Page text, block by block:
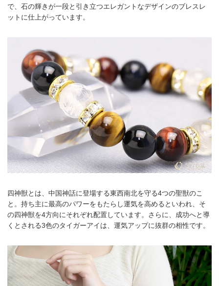
で、石の輝きが一段と引き立つエレガントなデザインのブレスレ
ットに仕上がっています。
四神獣とは、中国神話に登場する東西南北を守る4つの聖獣のこ
と。持ち主に最高のパワーをもたらし運気を高めるといわれ、そ
の四神獣を4方向にそれぞれ配置しています。さらに、成功へと導
くとされる3色のタイガーアイは、運気アップに抜群の相性です。